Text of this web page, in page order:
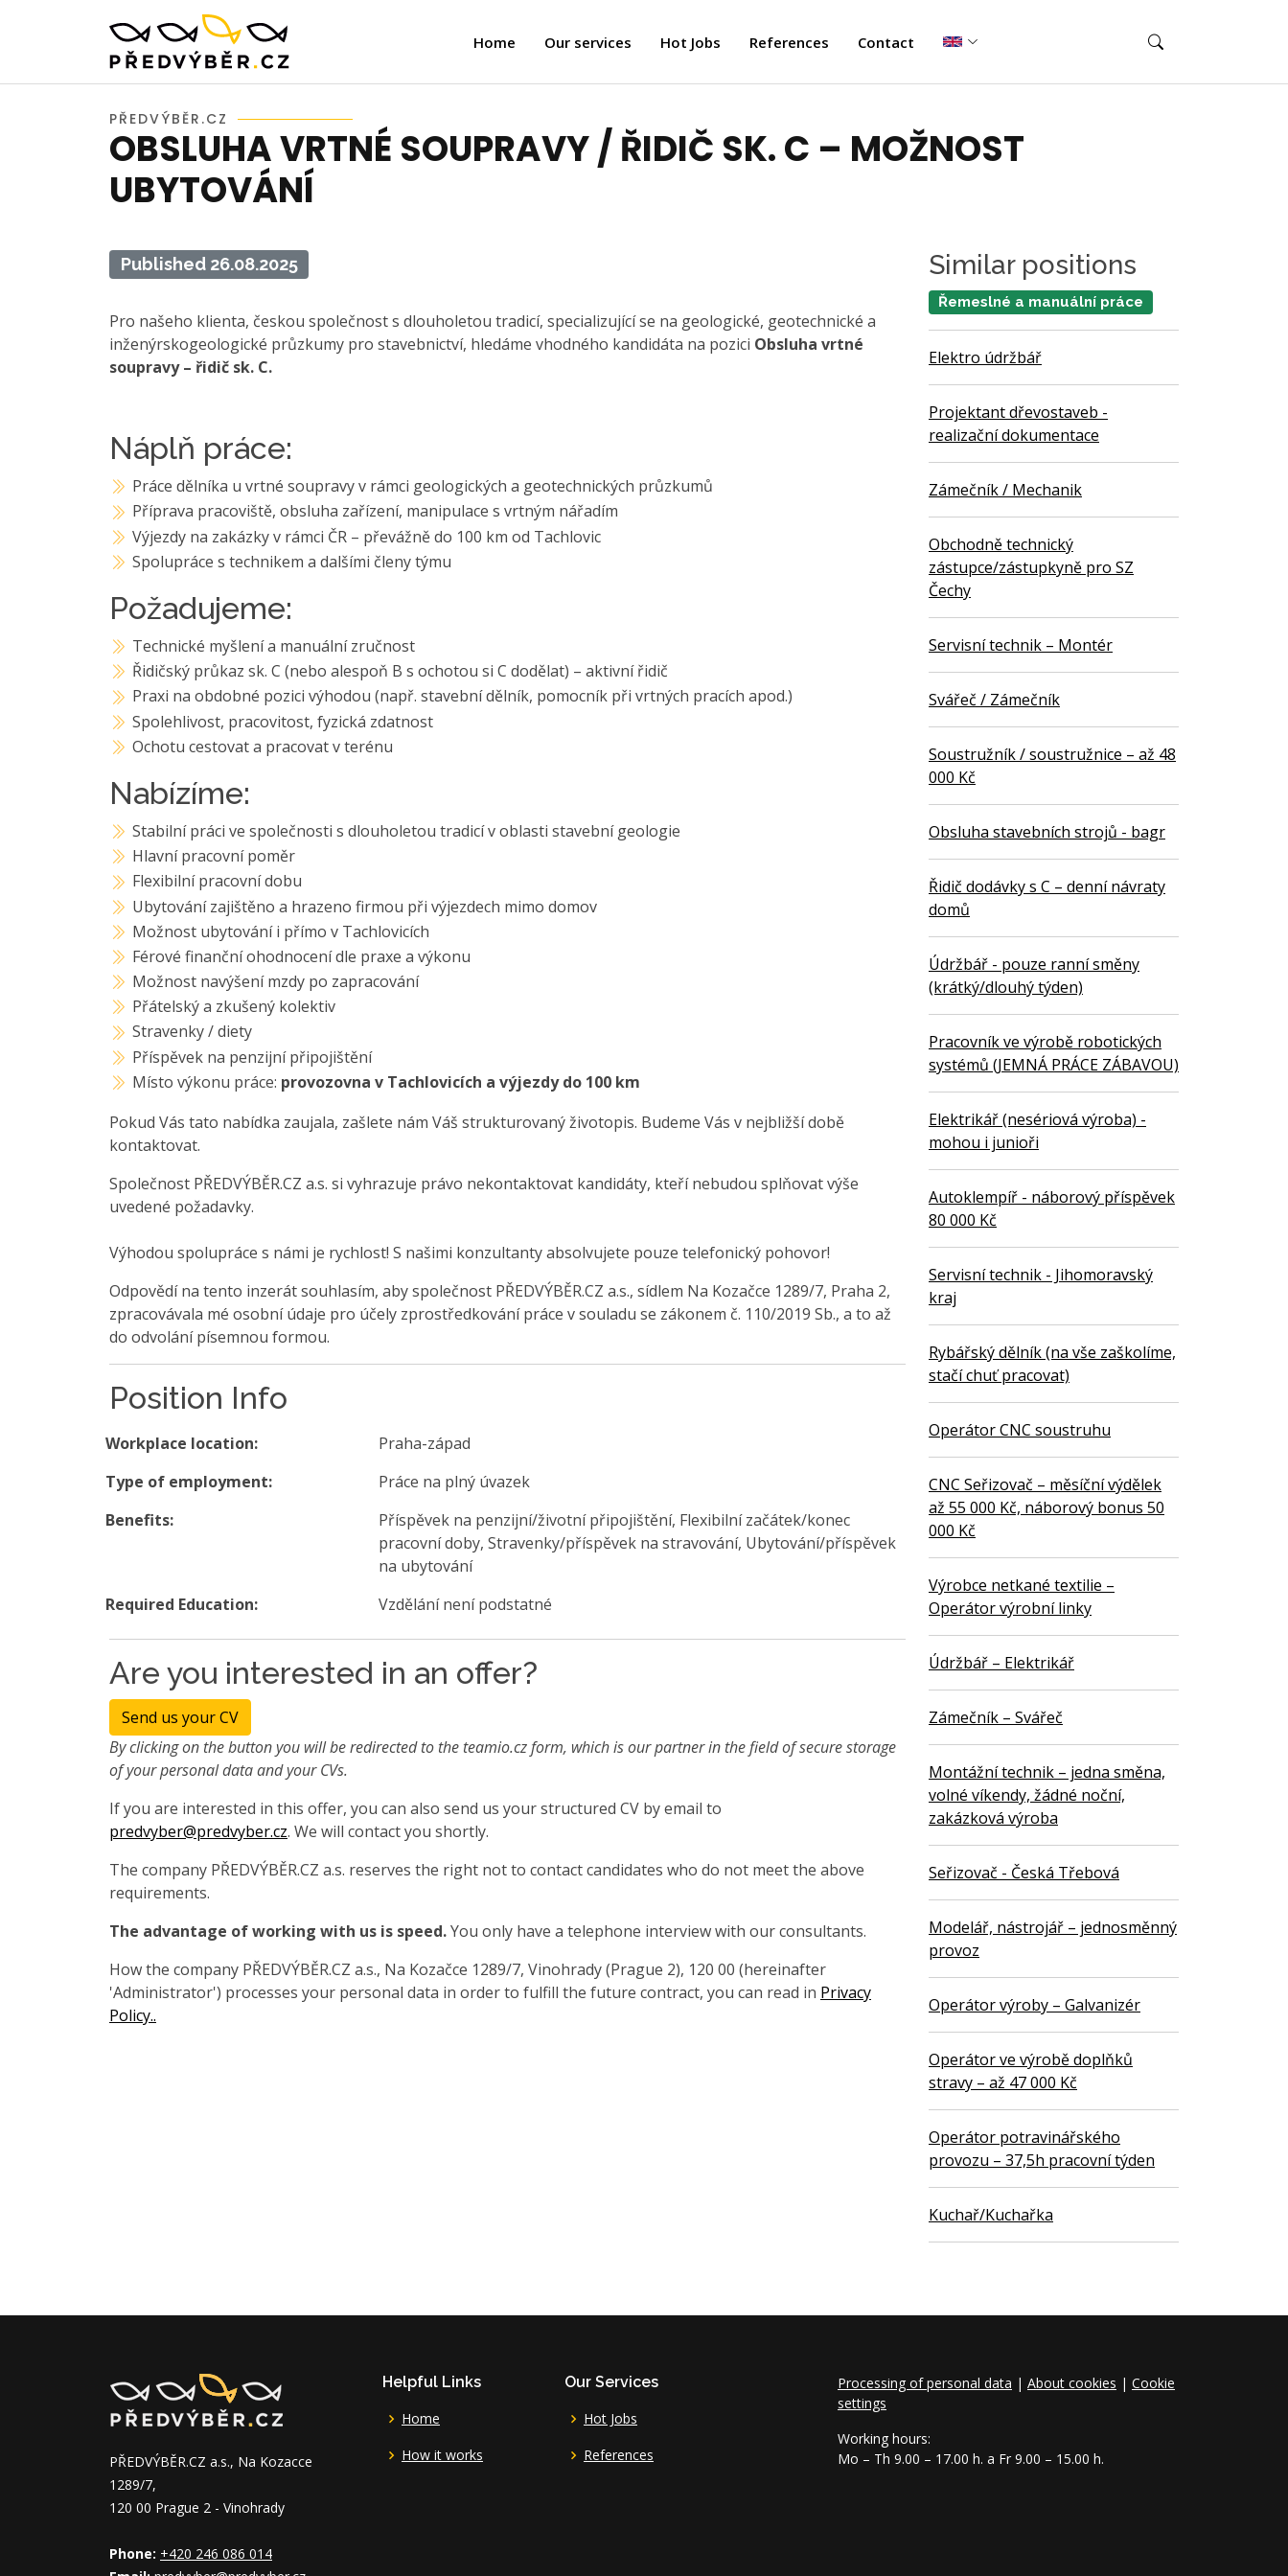
Home Our services Hot Jobs References Contact
PŘEDVÝBĚR.CZ
OBSLUHA VRTNÉ SOUPRAVY / ŘIDIČ SK. C – MOŽNOST
UBYTOVÁNÍ
Published 26.08.2025
Pro našeho klienta, českou společnost s dlouholetou tradicí, specializující se na geologické, geotechnické a
inženýrskogeologické průzkumy pro stavebnictví, hledáme vhodného kandidáta na pozici Obsluha vrtné
soupravy – řidič sk. C.
Náplň práce:
Práce dělníka u vrtné soupravy v rámci geologických a geotechnických průzkumů
Příprava pracoviště, obsluha zařízení, manipulace s vrtným nářadím
Výjezdy na zakázky v rámci ČR – převážně do 100 km od Tachlovic
Spolupráce s technikem a dalšími členy týmu
Požadujeme:
Technické myšlení a manuální zručnost
Řidičský průkaz sk. C (nebo alespoň B s ochotou si C dodělat) – aktivní řidič
Praxi na obdobné pozici výhodou (např. stavební dělník, pomocník při vrtných pracích apod.)
Spolehlivost, pracovitost, fyzická zdatnost
Ochotu cestovat a pracovat v terénu
Nabízíme:
Stabilní práci ve společnosti s dlouholetou tradicí v oblasti stavební geologie
Hlavní pracovní poměr
Flexibilní pracovní dobu
Ubytování zajištěno a hrazeno firmou při výjezdech mimo domov
Možnost ubytování i přímo v Tachlovicích
Férové finanční ohodnocení dle praxe a výkonu
Možnost navýšení mzdy po zapracování
Přátelský a zkušený kolektiv
Stravenky / diety
Příspěvek na penzijní připojištění
Místo výkonu práce: provozovna v Tachlovicích a výjezdy do 100 km
Pokud Vás tato nabídka zaujala, zašlete nám Váš strukturovaný životopis. Budeme Vás v nejbližší době
kontaktovat.
Společnost PŘEDVÝBĚR.CZ a.s. si vyhrazuje právo nekontaktovat kandidáty, kteří nebudou splňovat výše
uvedené požadavky.
Výhodou spolupráce s námi je rychlost! S našimi konzultanty absolvujete pouze telefonický pohovor!
Odpovědí na tento inzerát souhlasím, aby společnost PŘEDVÝBĚR.CZ a.s., sídlem Na Kozačce 1289/7, Praha 2,
zpracovávala mé osobní údaje pro účely zprostředkování práce v souladu se zákonem č. 110/2019 Sb., a to až
do odvolání písemnou formou.
Position Info
Workplace location:
Praha-západ
Type of employment:
Práce na plný úvazek
Benefits:
Příspěvek na penzijní/životní připojištění, Flexibilní začátek/konec
pracovní doby, Stravenky/příspěvek na stravování, Ubytování/příspěvek
na ubytování
Required Education:
Vzdělání není podstatné
Are you interested in an offer?
Send us your CV
By clicking on the button you will be redirected to the teamio.cz form, which is our partner in the field of secure storage
of your personal data and your CVs.
If you are interested in this offer, you can also send us your structured CV by email to
predvyber@predvyber.cz. We will contact you shortly.
The company PŘEDVÝBĚR.CZ a.s. reserves the right not to contact candidates who do not meet the above
requirements.
The advantage of working with us is speed.You only have a telephone interview with our consultants.
How the company PŘEDVÝBĚR.CZ a.s., Na Kozačce 1289/7, Vinohrady (Prague 2), 120 00 (hereinafter
'Administrator') processes your personal data in order to fulfill the future contract, you can read in Privacy
Policy..
Similar positions
Řemeslné a manuální práce
Elektro údržbář
Projektant dřevostaveb -
realizační dokumentace
Zámečník / Mechanik
Obchodně technický
zástupce/zástupkyně pro SZ
Čechy
Servisní technik – Montér
Svářeč / Zámečník
Soustružník / soustružnice – až 48
000 Kč
Obsluha stavebních strojů - bagr
Řidič dodávky s C – denní návraty
domů
Údržbář - pouze ranní směny
(krátký/dlouhý týden)
Pracovník ve výrobě robotických
systémů (JEMNÁ PRÁCE ZÁBAVOU)
Elektrikář (nesériová výroba) -
mohou i junioři
Autoklempíř - náborový příspěvek
80 000 Kč
Servisní technik - Jihomoravský
kraj
Rybářský dělník (na vše zaškolíme,
stačí chuť pracovat)
Operátor CNC soustruhu
CNC Seřizovač – měsíční výdělek
až 55 000 Kč, náborový bonus 50
000 Kč
Výrobce netkané textilie –
Operátor výrobní linky
Údržbář – Elektrikář
Zámečník – Svářeč
Montážní technik – jedna směna,
volné víkendy, žádné noční,
zakázková výroba
Seřizovač - Česká Třebová
Modelář, nástrojář – jednosměnný
provoz
Operátor výroby – Galvanizér
Operátor ve výrobě doplňků
stravy – až 47 000 Kč
Operátor potravinářského
provozu – 37,5h pracovní týden
Kuchař/Kuchařka
PŘEDVÝBĚR.CZ a.s., Na Kozacce
1289/7,
120 00 Prague 2 - Vinohrady
Phone: +420 246 086 014
Helpful Links
Home
How it works
Our Services
Hot Jobs
References
Processing of personal data | About cookies | Cookie
settings
Working hours:
Mo – Th 9.00 – 17.00 h. a Fr 9.00 – 15.00 h.